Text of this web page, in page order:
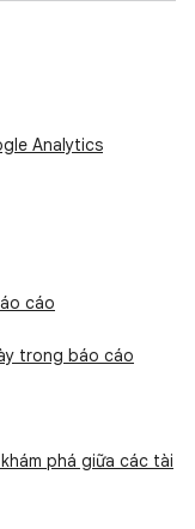
Analytics
cáo
trong báo cáo
phá giữa các tài